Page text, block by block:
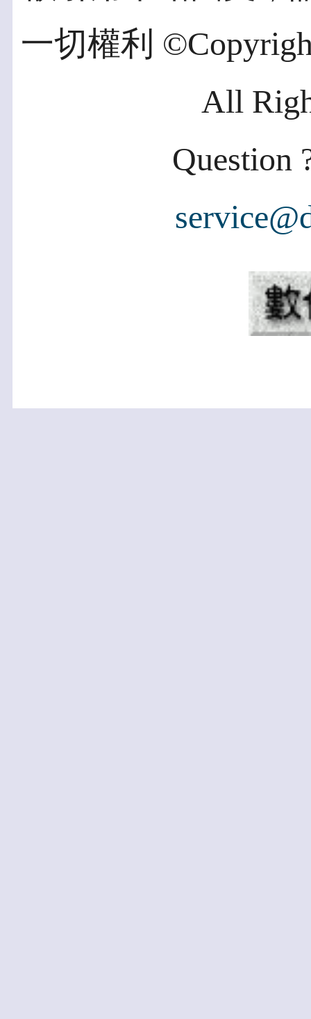
一切權利
All
Question